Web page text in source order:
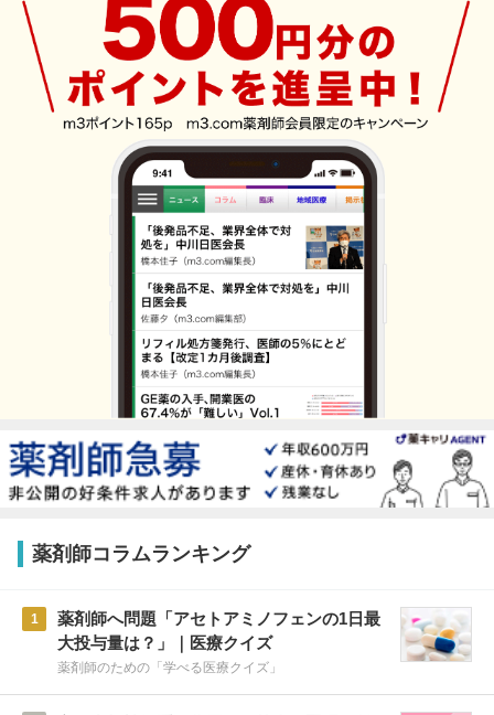
薬剤師コラムランキング
1
薬剤師へ問題「アセトアミノフェンの1日最
大投与量は？」｜医療クイズ
薬剤師のための「学べる医療クイズ」